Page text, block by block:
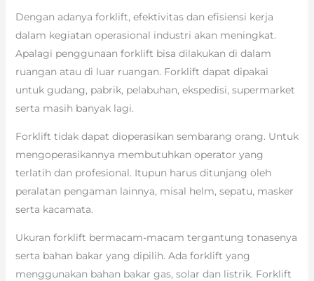
Dengan adanya forklift, efektivitas dan efisiensi kerja
dalam kegiatan operasional industri akan meningkat.
Apalagi penggunaan forklift bisa dilakukan di dalam
ruangan atau di luar ruangan. Forklift dapat dipakai
untuk gudang, pabrik, pelabuhan, ekspedisi, supermarket
serta masih banyak lagi.
Forklift tidak dapat dioperasikan sembarang orang. Untuk
mengoperasikannya membutuhkan operator yang
terlatih dan profesional. Itupun harus ditunjang oleh
peralatan pengaman lainnya, misal helm, sepatu, masker
serta kacamata.
Ukuran forklift bermacam-macam tergantung tonasenya
serta bahan bakar yang dipilih. Ada forklift yang
menggunakan bahan bakar gas, solar dan listrik. Forklift